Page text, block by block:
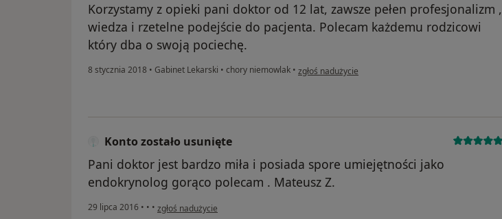
Korzystamy z opieki pani doktor od 12 lat, zawsze pełen profesjonalizm ,
wiedza i rzetelne podejście do pacjenta. Polecam każdemu rodzicowi
który dba o swoją pociechę.
8 stycznia 2018 • Gabinet Lekarski • chory niemowlak • w opinii użytkownika Konto zostało usunięte
zgłoś nadużycie
Konto zostało usunięte
Pani doktor jest bardzo miła i posiada spore umiejętności jako
endokrynolog gorąco polecam . Mateusz Z.
29 lipca 2016 • • • w opinii użytkownika Konto zostało usunięte
zgłoś nadużycie